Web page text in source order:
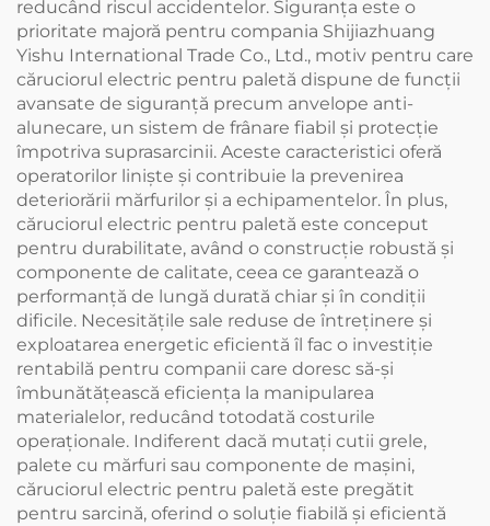
reducând riscul accidentelor. Siguranța este o
prioritate majoră pentru compania Shijiazhuang
Yishu International Trade Co., Ltd., motiv pentru care
căruciorul electric pentru paletă dispune de funcții
avansate de siguranță precum anvelope anti-
alunecare, un sistem de frânare fiabil și protecție
împotriva suprasarcinii. Aceste caracteristici oferă
operatorilor liniște și contribuie la prevenirea
deteriorării mărfurilor și a echipamentelor. În plus,
căruciorul electric pentru paletă este conceput
pentru durabilitate, având o construcție robustă și
componente de calitate, ceea ce garantează o
performanță de lungă durată chiar și în condiții
dificile. Necesitățile sale reduse de întreținere și
exploatarea energetic eficientă îl fac o investiție
rentabilă pentru companii care doresc să-și
îmbunătățească eficiența la manipularea
materialelor, reducând totodată costurile
operaționale. Indiferent dacă mutați cutii grele,
palete cu mărfuri sau componente de mașini,
căruciorul electric pentru paletă este pregătit
pentru sarcină, oferind o soluție fiabilă și eficientă